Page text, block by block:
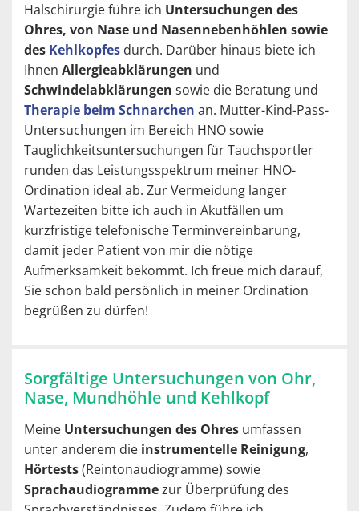
Halschirurgie führe ich Untersuchungen des
Ohres, von Nase und Nasennebenhöhlen sowie
des Kehlkopfes durch. Darüber hinaus biete ich
Ihnen Allergieabklärungen und
Schwindelabklärungen sowie die Beratung und
Therapie beim Schnarchen an. Mutter-Kind-Pass-
Untersuchungen im Bereich HNO sowie
Tauglichkeitsuntersuchungen für Tauchsportler
runden das Leistungsspektrum meiner HNO-
Ordination ideal ab. Zur Vermeidung langer
Wartezeiten bitte ich auch in Akutfällen um
kurzfristige telefonische Terminvereinbarung,
damit jeder Patient von mir die nötige
Aufmerksamkeit bekommt. Ich freue mich darauf,
Sie schon bald persönlich in meiner Ordination
begrüßen zu dürfen!
Sorgfältige Untersuchungen von Ohr,
Nase, Mundhöhle und Kehlkopf
Meine Untersuchungen des Ohres umfassen
unter anderem die instrumentelle Reinigung,
Hörtests(Reintonaudiogramme) sowie
Sprachaudiogrammezur Überprüfung des